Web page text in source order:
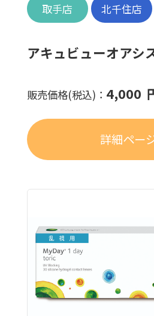
取手店 北千住店
アキュビューオアシ
販売価格(税込)： 4,000
詳細ペー